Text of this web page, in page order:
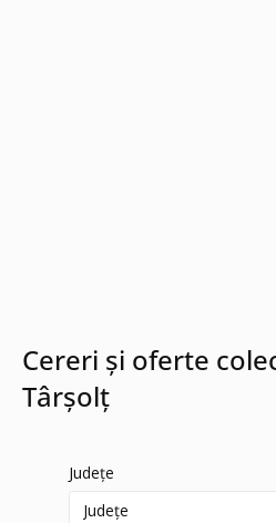
Cereri și oferte
Târşolţ
Județe